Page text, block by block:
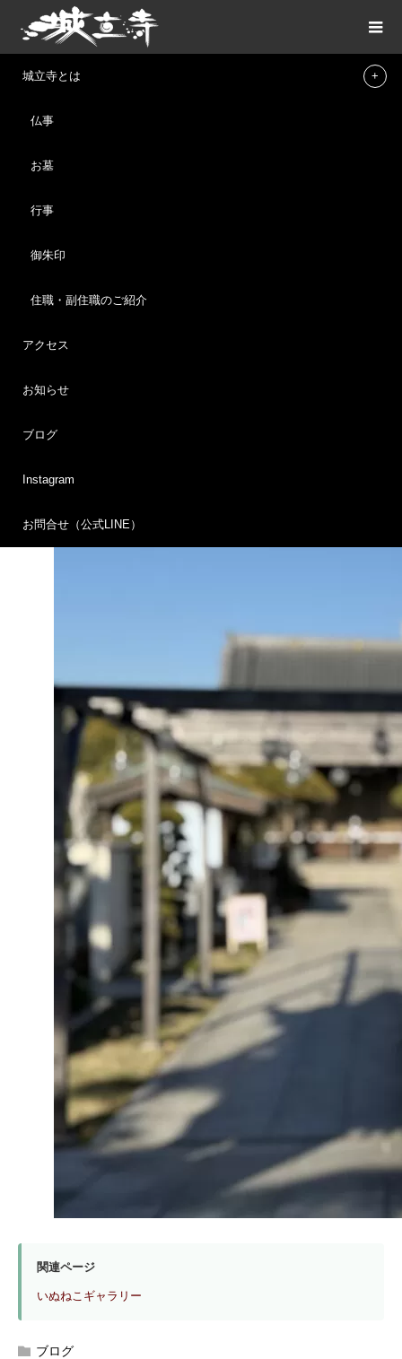
城立寺とは
仏事
お墓
行事
御朱印
住職・副住職のご紹介
アクセス
お知らせ
ブログ
Instagram
お問合せ（公式LINE）
ブログ
ご報告
ご来場いただいた皆様ありがとうございました。
7回までに、100匹以上の譲渡が決まりました。里親になってく
関連ページ
いぬねこギャラリー
ブログ